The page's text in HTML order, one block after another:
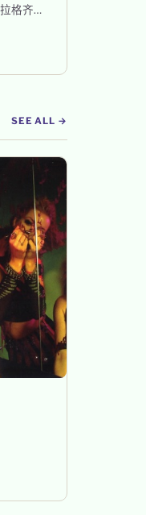
格齐…
SEE ALL →